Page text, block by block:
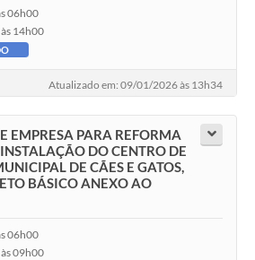
06h00
14h00
Atualizado em: 09/01/2026 às 13h34
EMPRESA PARA REFORMA
DO CENTRO DE
DE CÃES E GATOS,
BÁSICO ANEXO AO
06h00
09h00